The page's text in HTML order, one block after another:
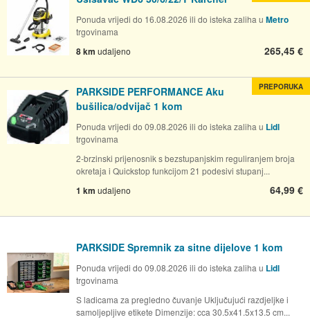
Ponuda vrijedi do 16.08.2026 ili do isteka zaliha u Metro
trgovinama
8 km udaljeno 265,45 €
PARKSIDE PERFORMANCE Aku
bušilica/odvijač 1 kom
Ponuda vrijedi do 09.08.2026 ili do isteka zaliha u Lidl
trgovinama
2-brzinski prijenosnik s bezstupanjskim reguliranjem broja
okretaja i Quickstop funkcijom 21 podesivi stupanj...
1 km udaljeno 64,99 €
PREPORUKA
PARKSIDE Spremnik za sitne dijelove 1 kom
Ponuda vrijedi do 09.08.2026 ili do isteka zaliha u Lidl
trgovinama
S ladicama za pregledno čuvanje Uključujući razdjeljke i
samoljepljive etikete Dimenzije: cca 30.5x41.5x13.5 cm...